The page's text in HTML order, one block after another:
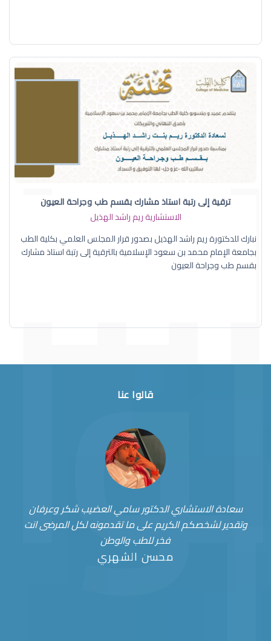
ترقية إلى رتبة استاذ مشارك بقسم طب وجراحة العيون
الاستشارية ريم راشد الهذيل
نبارك للدكتورة ريم راشد الهذيل بصدور قرار المجلس العلمي بكلية الطب
بجامعة الإمام محمد بن سعود الإسلامية بالترقية إلى رتبة استاذ مشارك
بقسم طب وجراحة العيون
قالوا عنا
سعادة الاستشاري الدكتور سامي العضيب شكر وعرفان
وتقدير لشخصكم الكريم على ما تقدمونه لكل المرضى انت
فخر للطب والوطن
محسن الشهري